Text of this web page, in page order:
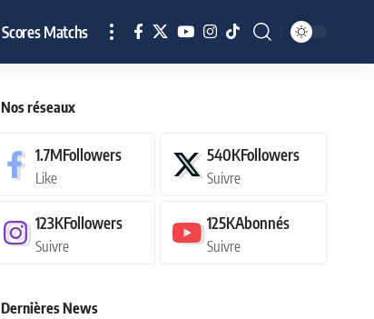
Scores Matchs
Nos réseaux
1.7MFollowers
Like
540KFollowers
Suivre
123KFollowers
Suivre
125KAbonnés
Suivre
Dernières News